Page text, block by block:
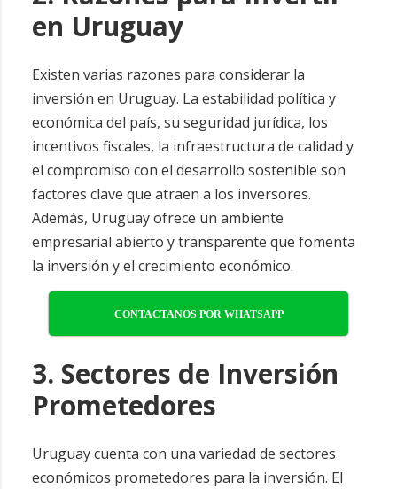
en Uruguay
Existen varias razones para considerar la
inversión en Uruguay. La estabilidad política y
económica del país, su seguridad jurídica, los
incentivos fiscales, la infraestructura de calidad y
el compromiso con el desarrollo sostenible son
factores clave que atraen a los inversores.
Además, Uruguay ofrece un ambiente
empresarial abierto y transparente que fomenta
la inversión y el crecimiento económico.
CONTACTANOS POR WHATSAPP
3. Sectores de Inversión
Prometedores
Uruguay cuenta con una variedad de sectores
económicos prometedores para la inversión. El